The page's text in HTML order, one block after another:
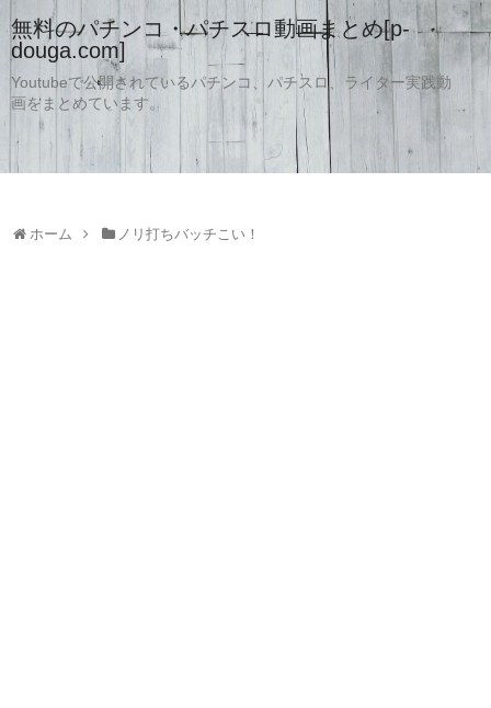
無料のパチンコ・パチスロ動画まとめ[p-
douga.com]
Youtubeで公開されているパチンコ、パチスロ、ライター実践動
画をまとめています。
ホーム ノリ打ちバッチこい！